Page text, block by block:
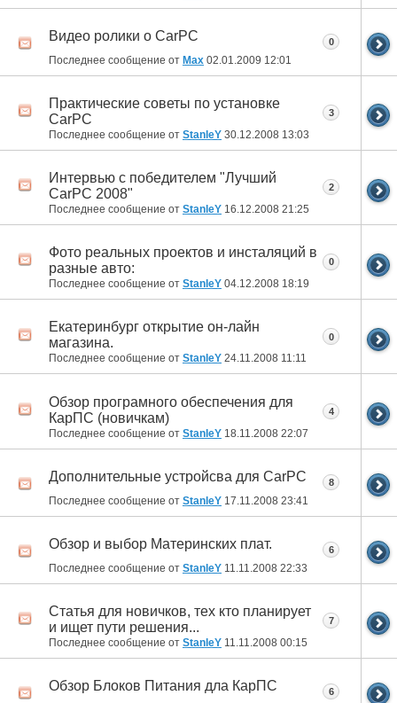
Видео ролики о CarPC
Последнее сообщение от Max 02.01.2009 12:01
0
Практические советы по установке
CarPC
Последнее сообщение от StanleY 30.12.2008 13:03
3
Интервью с победителем "Лучший
CarPC 2008"
Последнее сообщение от StanleY 16.12.2008 21:25
2
Фото реальных проектов и инсталяций в
разные авто:
Последнее сообщение от StanleY 04.12.2008 18:19
0
Екатеринбург открытие он-лайн
магазина.
Последнее сообщение от StanleY 24.11.2008 11:11
0
Обзор програмного обеспечения для
КарПС (новичкам)
Последнее сообщение от StanleY 18.11.2008 22:07
4
Дополнительные устройсва для CarPC
Последнее сообщение от StanleY 17.11.2008 23:41
8
Обзор и выбор Материнских плат.
Последнее сообщение от StanleY 11.11.2008 22:33
6
Статья для новичков, тех кто планирует
и ищет пути решения...
Последнее сообщение от StanleY 11.11.2008 00:15
7
Обзор Блоков Питания дла КарПС 6